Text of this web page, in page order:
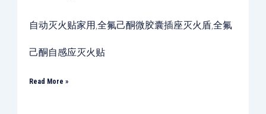
自动灭火贴家用,全氟己酮微胶囊插座灭火盾,全氟
己酮自感应灭火贴
Read More »